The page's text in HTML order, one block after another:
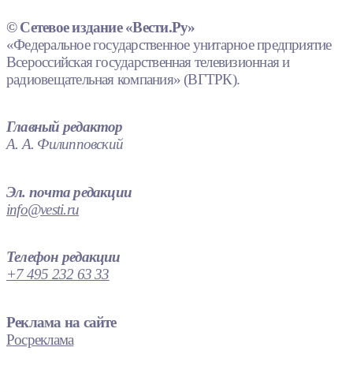
© Сетевое издание «Вести.Ру»
«Федеральное государственное унитарное предприятие
Всероссийская государственная телевизионная и
радиовещательная компания» (ВГТРК).
Главный редактор
А. А. Филипповский
Эл. почта редакции
info@vesti.ru
Телефон редакции
+7 495 232 63 33
Реклама на сайте
Росреклама